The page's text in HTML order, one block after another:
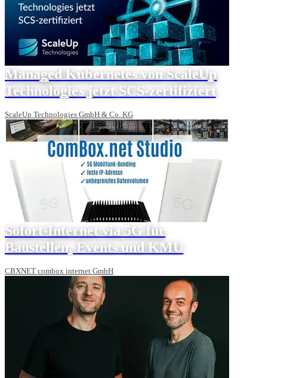
Managed Kubernetes von ScaleUp
Technologies jetzt SCS-zertifiziert
ScaleUp Technologies GmbH & Co. KG
Sofort-Internet via 5G für
Baustellen, Events und KMU
CBXNET combox internet GmbH